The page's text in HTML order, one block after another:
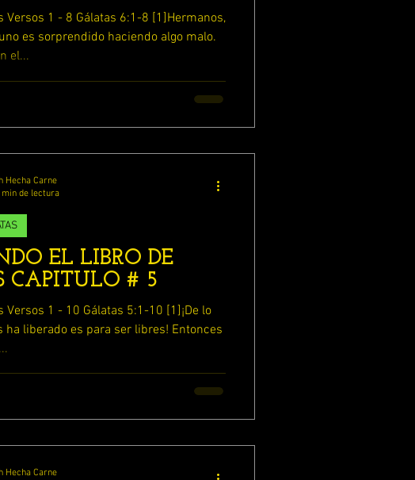
6:1-8 [1]Hermanos,
es sorprendido haciendo algo malo.
el...
EL LIBRO DE
CAPITULO # 5
Gálatas 5:1-10 [1]¡De lo
ha liberado es para ser libres! Entonces
Hecha Carne
min de lectura
Hecha Carne